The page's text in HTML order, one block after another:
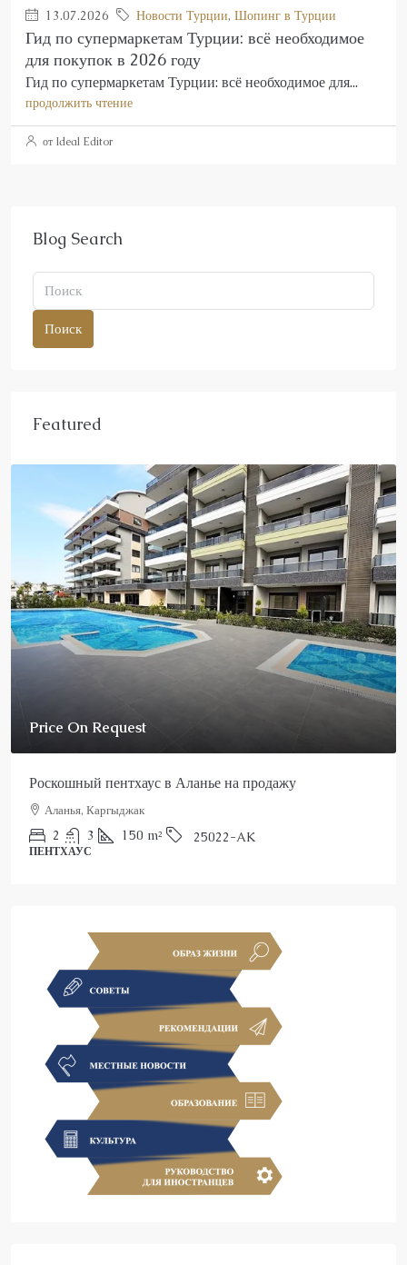
13.07.2026 Новости Турции, Шопинг в Турции
Гид по супермаркетам Турции: всё необходимое
для покупок в 2026 году
Гид по супермаркетам Турции: всё необходимое для...
продолжить чтение
от Ideal Editor
Blog Search
Поиск
Featured
Price On Request
Роскошный пентхаус в Аланье на продажу
Аланья, Каргыджак
2 3 150 m² 25022-AK
ПЕНТХАУС